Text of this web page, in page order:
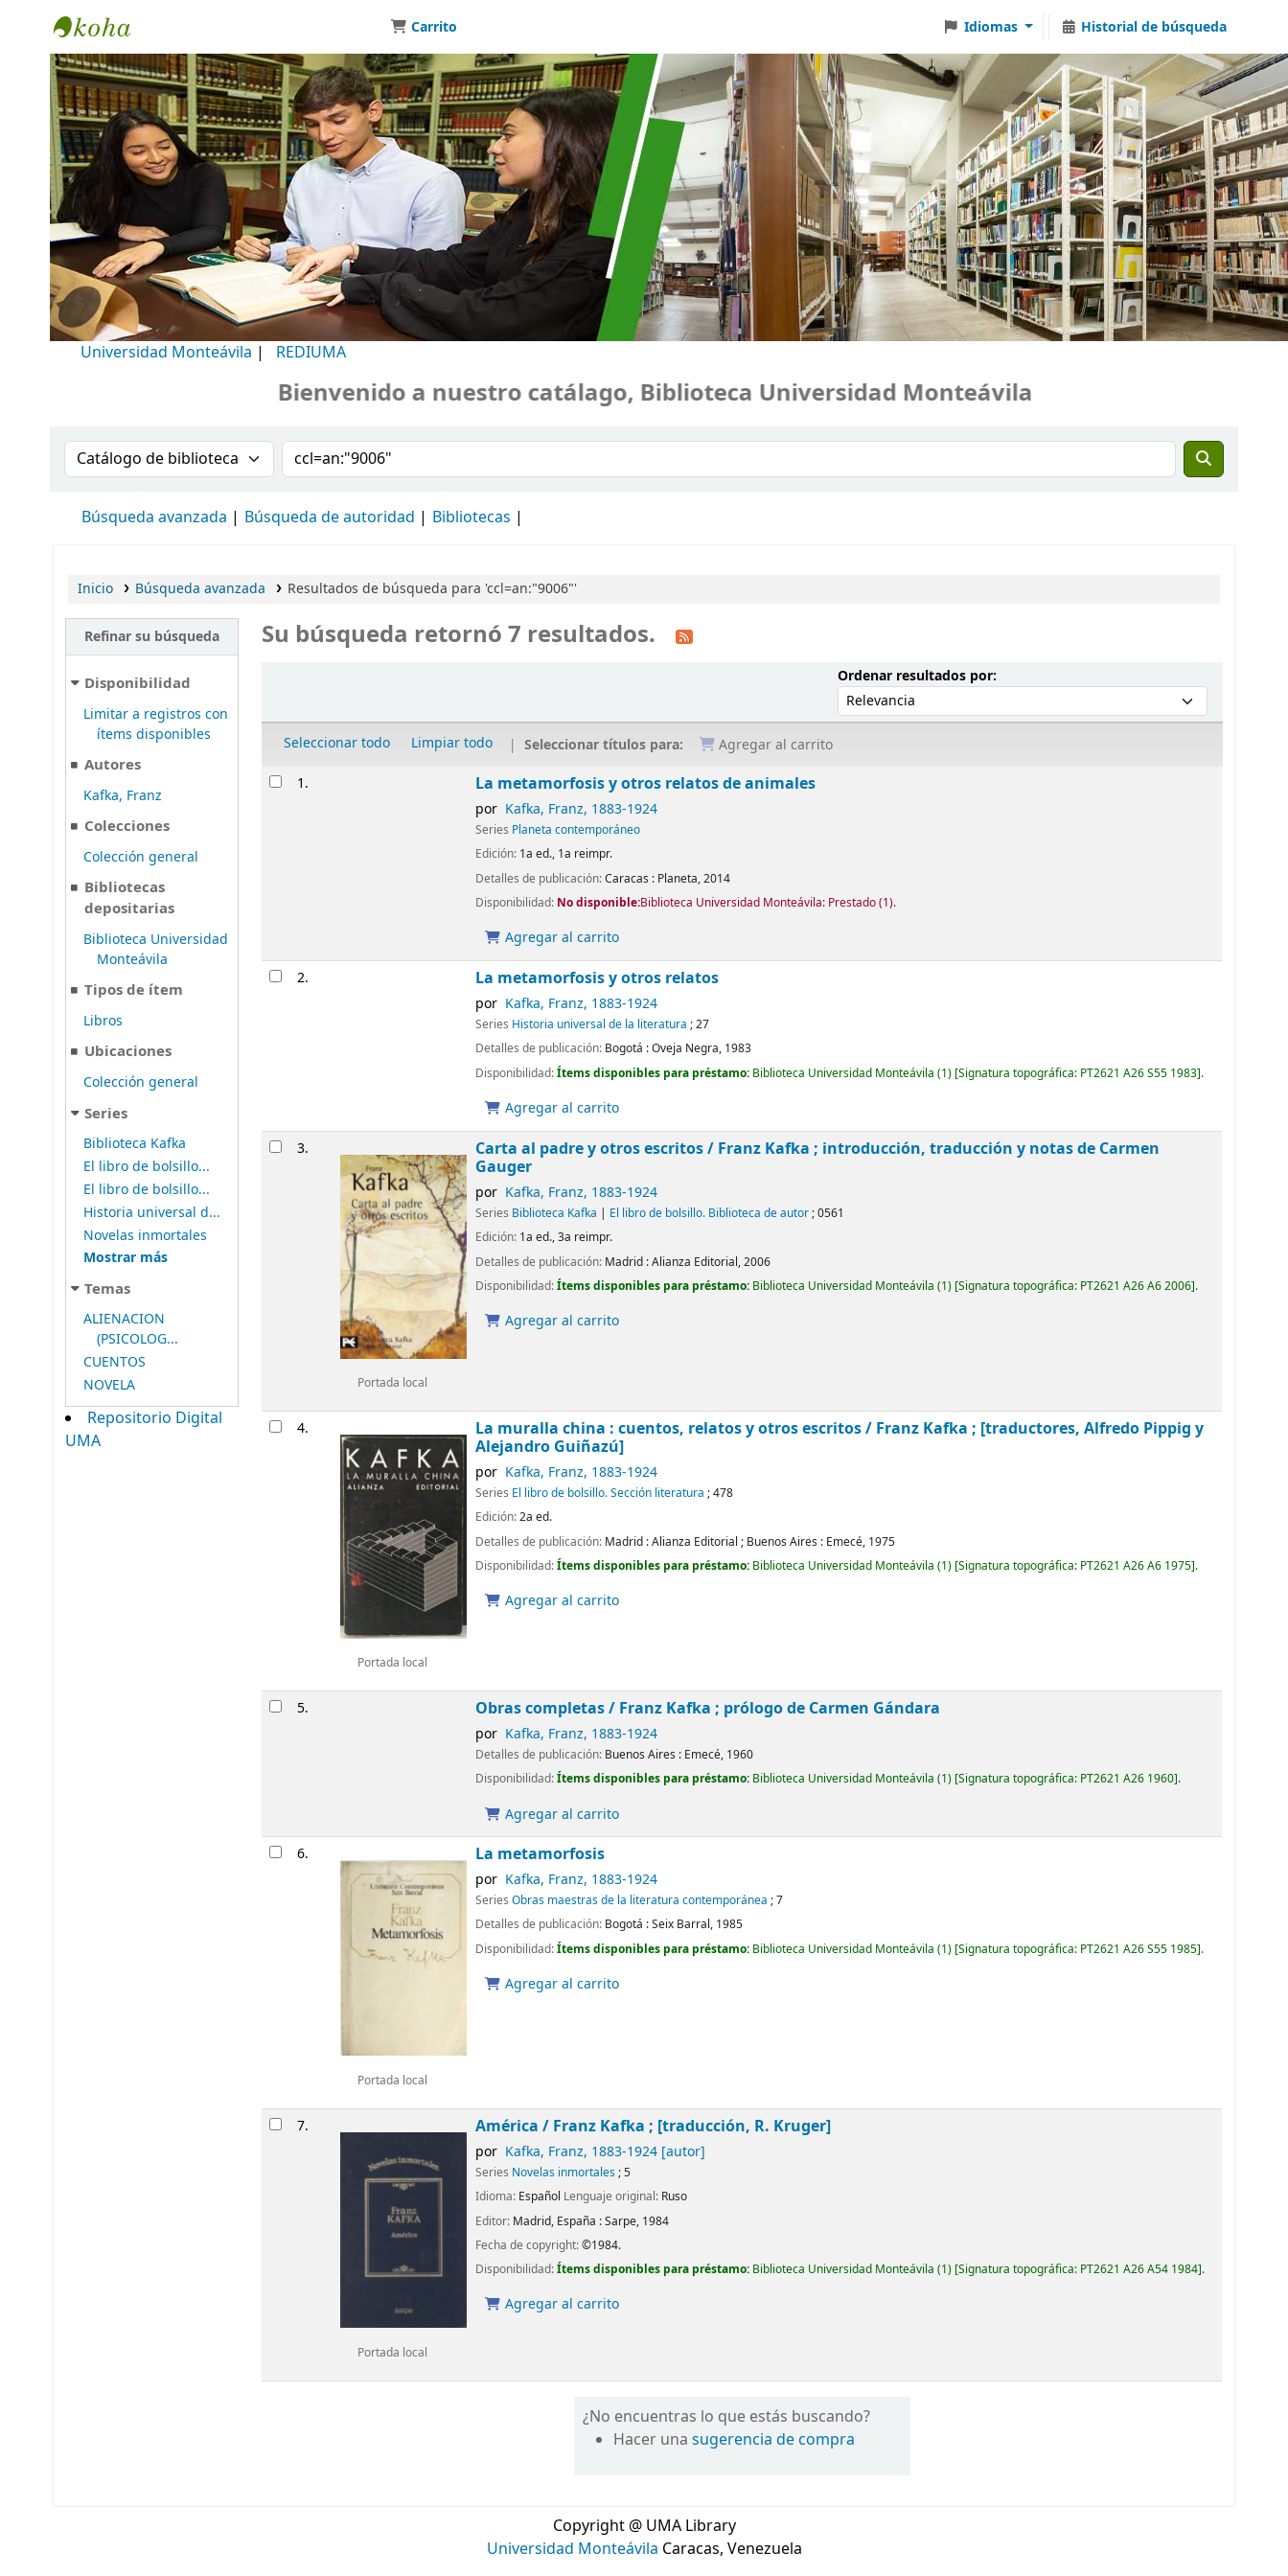
Biblioteca Universidad Monteávila
Carrito Idiomas Historial de búsqueda
Universidad Monteávila | REDIUMA
Bienvenido a nuestro catálago, Biblioteca Universidad Monteávila
Buscar en el catálogo por:Buscar en el catálogo
Búsqueda avanzada Búsqueda de autoridad Bibliotecas
Inicio Búsqueda avanzada Resultados de búsqueda para 'ccl=an:"9006"'
Refinar su búsqueda
Disponibilidad
Limitar a registros con
ítems disponibles
Autores
Kafka, Franz
Colecciones
Colección general
Bibliotecas
depositarias
Biblioteca Universidad
Monteávila
Tipos de ítem
Libros
Ubicaciones
Colección general
Series
Biblioteca Kafka
El libro de bolsillo...
El libro de bolsillo...
Historia universal d...
Novelas inmortales
Mostrar más
Temas
ALIENACION
(PSICOLOG...
CUENTOS
NOVELA
Repositorio Digital
UMA
Su búsqueda retornó 7 resultados.
Ordenar resultados por:Ordenar por:
Seleccionar todo Limpiar todo Seleccionar títulos para: Agregar al carrito
Resultados
1. La metamorfosis y otros relatos de animales
por Kafka, Franz, 1883-1924
Series Planeta contemporáneo
Edición: 1a ed., 1a reimpr.
Detalles de publicación:Caracas : Planeta,2014
Disponibilidad: No disponible:Biblioteca Universidad Monteávila: Prestado(1).
Agregar al carrito
2. La metamorfosis y otros relatos
por Kafka, Franz, 1883-1924
Series Historia universal de la literatura ; 27
Detalles de publicación: Bogotá :Oveja Negra, 1983
Disponibilidad:Ítems disponibles para préstamo: Biblioteca Universidad Monteávila (1) Signatura topográfica: PT2621 A26 S55 1983 .
Agregar al carrito
3.
Portada local
Carta al padre y otros escritos / Franz Kafka ; introducción, traducción y notas de Carmen
Gauger
por Kafka, Franz, 1883-1924
Series Biblioteca Kafka El libro de bolsillo. Biblioteca de autor; 0561
Edición: 1a ed., 3a reimpr.
Detalles de publicación: Madrid :Alianza Editorial,2006
Disponibilidad:Ítems disponibles para préstamo: Biblioteca Universidad Monteávila (1) Signatura topográfica: PT2621 A26 A6 2006 .
Agregar al carrito
4.
Portada local
La muralla china : cuentos, relatos y otros escritos / Franz Kafka ; [traductores, Alfredo Pippig y
Alejandro Guiñazú]
por Kafka, Franz, 1883-1924
Series El libro de bolsillo. Sección literatura ; 478
Edición:2a ed.
Detalles de publicación: Madrid :Alianza Editorial ; Buenos Aires : Emecé, 1975
Disponibilidad:Ítems disponibles para préstamo: Biblioteca Universidad Monteávila (1) Signatura topográfica: PT2621 A26 A6 1975 .
Agregar al carrito
5. Obras completas / Franz Kafka ; prólogo de Carmen Gándara
por Kafka, Franz, 1883-1924
Detalles de publicación: Buenos Aires : Emecé, 1960
Disponibilidad:Ítems disponibles para préstamo: Biblioteca Universidad Monteávila (1) Signatura topográfica: PT2621 A26 1960 .
Agregar al carrito
6.
Portada local
La metamorfosis
por Kafka, Franz, 1883-1924
SeriesObras maestras de la literatura contemporánea ; 7
Detalles de publicación: Bogotá :Seix Barral, 1985
Disponibilidad:Ítems disponibles para préstamo: Biblioteca Universidad Monteávila (1) Signatura topográfica: PT2621 A26 S55 1985 .
Agregar al carrito
7.
Portada local
América / Franz Kafka ; [traducción, R. Kruger]
por Kafka, Franz, 1883-1924[autor]
Series Novelas inmortales; 5
Idioma: Español Lenguaje original: Ruso
Editor: Madrid, España :Sarpe, 1984
Fecha de copyright:©1984.
Disponibilidad:Ítems disponibles para préstamo: Biblioteca Universidad Monteávila (1) Signatura topográfica: PT2621 A26 A54 1984 .
Agregar al carrito
¿No encuentras lo que estás buscando?
Hacer unasugerencia de compra
Copyright @ UMA Library
Universidad Monteávila Caracas, Venezuela